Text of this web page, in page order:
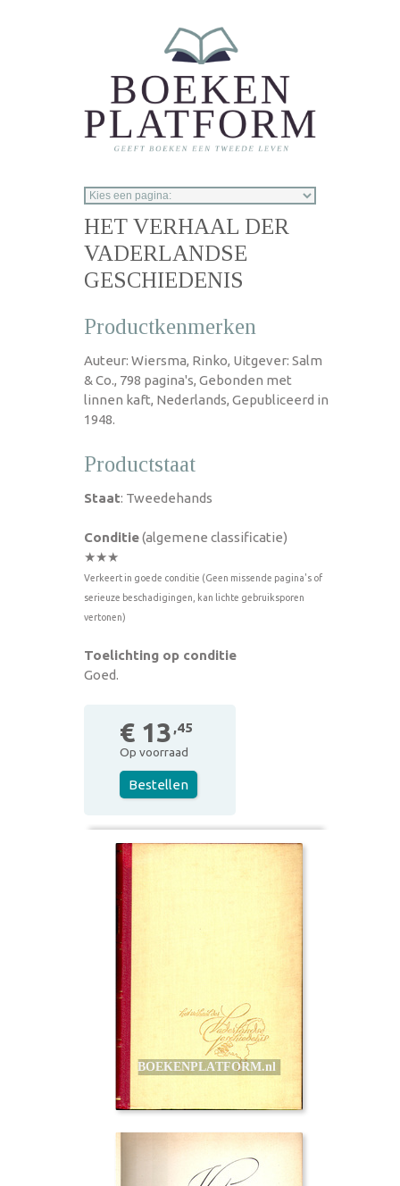
HET VERHAAL DER
VADERLANDSE
GESCHIEDENIS
Productkenmerken
Auteur: Wiersma, Rinko, Uitgever: Salm
& Co., 798 pagina's, Gebonden met
linnen kaft, Nederlands, Gepubliceerd in
1948.
Productstaat
Staat: Tweedehands
Conditie(algemene classificatie)
★★★
Verkeert in goede conditie (Geen missende pagina's of
serieuze beschadigingen, kan lichte gebruiksporen
vertonen)
Toelichting op conditie
Goed.
€ 13 ,45
Op voorraad
Bestellen